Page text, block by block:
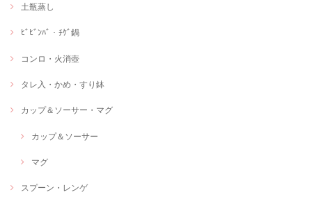
土瓶蒸し
ﾋﾞﾋﾞﾝﾊﾞ・ﾁｹﾞ鍋
コンロ・火消壺
タレ入・かめ・すり鉢
カップ＆ソーサー・マグ
カップ＆ソーサー
マグ
スプーン・レンゲ